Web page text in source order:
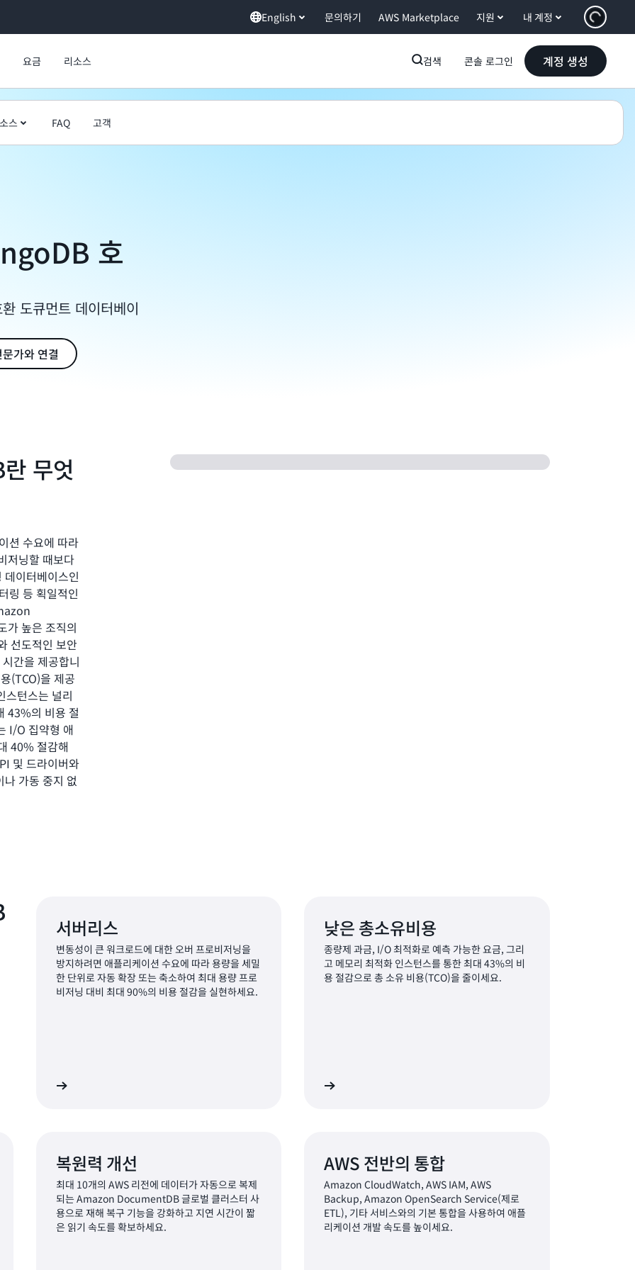
English 문의하기 AWS Marketplace 지원 내 계정
요금 리소스 검색 콘솔 로그인 계정 생성
스 FAQ 고객
호
도큐먼트 데이터베이
가와 연결
무엇
션 수요에 따라
저닝할 때보다
이터베이스인
링 등 획일적인
가 높은 조직의
선도적인 보안
간을 제공합니
(TCO)을 제공
턴스는 널리
43%의 비용 절
I/O 집약형 애
40% 절감해
및 드라이버와
가동 중지 없
서버리스
변동성이 큰 워크로드에 대한 오버 프로비저닝을
방지하려면 애플리케이션 수요에 따라 용량을 세밀
한 단위로 자동 확장 또는 축소하여 최대 용량 프로
비저닝 대비 최대 90%의 비용 절감을 실현하세요.
낮은 총소유비용
종량제 과금, I/O 최적화로 예측 가능한 요금, 그리
고 메모리 최적화 인스턴스를 통한 최대 43%의 비
용 절감으로 총 소유 비용(TCO)을 줄이세요.
복원력 개선
최대 10개의 AWS 리전에 데이터가 자동으로 복제
되는 Amazon DocumentDB 글로벌 클러스터 사
용으로 재해 복구 기능을 강화하고 지연 시간이 짧
은 읽기 속도를 확보하세요.
AWS 전반의 통합
Amazon CloudWatch, AWS IAM, AWS
Backup, Amazon OpenSearch Service(제로
ETL), 기타 서비스와의 기본 통합을 사용하여 애플
리케이션 개발 속도를 높이세요.